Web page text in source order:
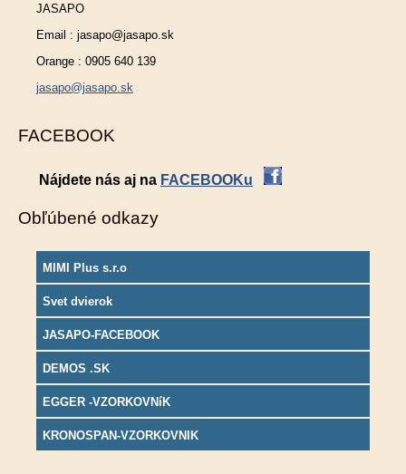
JASAPO
Email : jasapo@jasapo.sk
Orange : 0905 640 139
jasapo@jasapo.sk
FACEBOOK
Nájdete nás aj na FACEBOOKu
Obľúbené odkazy
MIMI Plus s.r.o
Svet dvierok
JASAPO-FACEBOOK
DEMOS .SK
EGGER -VZORKOVNíK
KRONOSPAN-VZORKOVNIK